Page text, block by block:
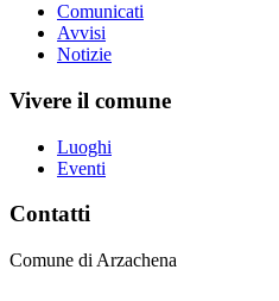
Comunicati
Avvisi
Notizie
Vivere il comune
Luoghi
Eventi
Contatti
Comune di Arzachena